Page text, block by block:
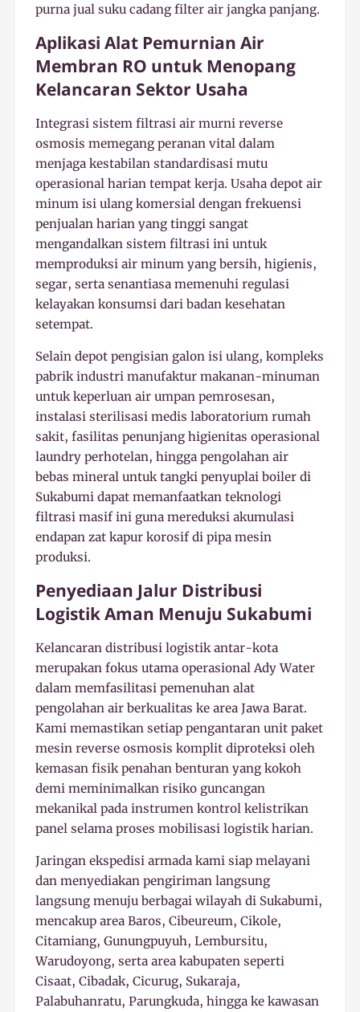
purna jual suku cadang filter air jangka panjang.
Aplikasi Alat Pemurnian Air
Membran RO untuk Menopang
Kelancaran Sektor Usaha
Integrasi sistem filtrasi air murni reverse
osmosis memegang peranan vital dalam
menjaga kestabilan standardisasi mutu
operasional harian tempat kerja. Usaha depot air
minum isi ulang komersial dengan frekuensi
penjualan harian yang tinggi sangat
mengandalkan sistem filtrasi ini untuk
memproduksi air minum yang bersih, higienis,
segar, serta senantiasa memenuhi regulasi
kelayakan konsumsi dari badan kesehatan
setempat.
Selain depot pengisian galon isi ulang, kompleks
pabrik industri manufaktur makanan-minuman
untuk keperluan air umpan pemrosesan,
instalasi sterilisasi medis laboratorium rumah
sakit, fasilitas penunjang higienitas operasional
laundry perhotelan, hingga pengolahan air
bebas mineral untuk tangki penyuplai boiler di
Sukabumi dapat memanfaatkan teknologi
filtrasi masif ini guna mereduksi akumulasi
endapan zat kapur korosif di pipa mesin
produksi.
Penyediaan Jalur Distribusi
Logistik Aman Menuju Sukabumi
Kelancaran distribusi logistik antar-kota
merupakan fokus utama operasional Ady Water
dalam memfasilitasi pemenuhan alat
pengolahan air berkualitas ke area Jawa Barat.
Kami memastikan setiap pengantaran unit paket
mesin reverse osmosis komplit diproteksi oleh
kemasan fisik penahan benturan yang kokoh
demi meminimalkan risiko guncangan
mekanikal pada instrumen kontrol kelistrikan
panel selama proses mobilisasi logistik harian.
Jaringan ekspedisi armada kami siap melayani
dan menyediakan pengiriman langsung
langsung menuju berbagai wilayah di Sukabumi,
mencakup area Baros, Cibeureum, Cikole,
Citamiang, Gunungpuyuh, Lembursitu,
Warudoyong, serta area kabupaten seperti
Cisaat, Cibadak, Cicurug, Sukaraja,
Palabuhanratu, Parungkuda, hingga ke kawasan